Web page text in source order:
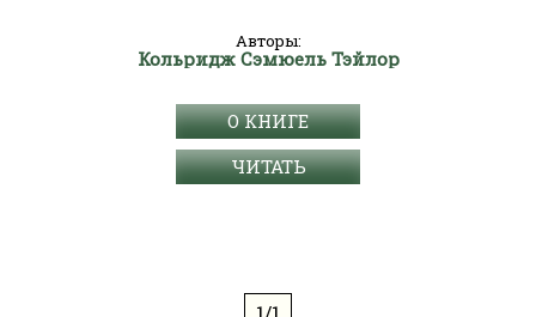
Авторы:
Кольридж Сэмюель Тэйлор
О КНИГЕ
ЧИТАТЬ